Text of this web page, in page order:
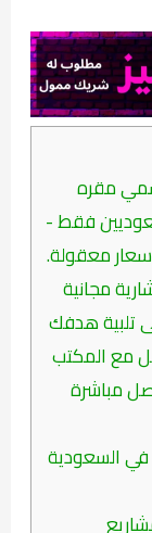
مقره
فقط -
معقولة.
مجانية
تلبية هدفك
مع المكتب
مباشرة
السعودية
أفكار مشاريع